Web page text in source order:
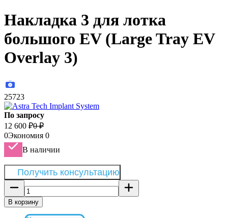
Накладка 3 для лотка
большого EV (Large Tray EV
Overlay 3)
25723
По запросу
12 600 ₽0 ₽
0Экономия 0
В наличии
Получить консультацию
В корзину